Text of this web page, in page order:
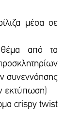
μέσα σε
θέμα από τα
συνεννόησης
εκτύπωση)
crispy twist